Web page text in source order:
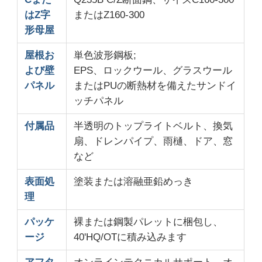
はZ字
形母屋
またはZ160-300
屋根お
よび壁
パネル
単色波形鋼板;
EPS、ロックウール、グラスウール
またはPUの断熱材を備えたサンドイ
ッチパネル
付属品
半透明のトップライトベルト、換気
扇、ドレンパイプ、雨樋、ドア、窓
など
表面処
理
塗装または溶融亜鉛めっき
パッケ
ージ
裸または鋼製パレットに梱包し、
40'HQ/OTに積み込みます